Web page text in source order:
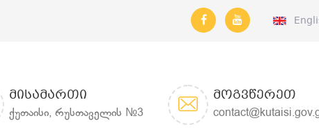
ᲛᲘᲡᲐᲛᲐᲠᲗᲘ
ქუთაისი, რუსთაველის №3
ᲛᲝᲒᲕᲬᲔᲠᲔᲗ